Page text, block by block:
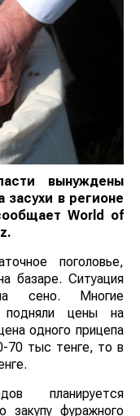
вынуждены
засухи в регионе
World
of
поголовье,
базаре. Ситуация
сено. Многие
подняли цены на
одного прицепа
70 тыс тенге, то в
планируется
закупу фуражного